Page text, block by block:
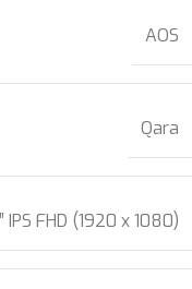
AOS
Qara
IPS FHD (1920 x 1080)